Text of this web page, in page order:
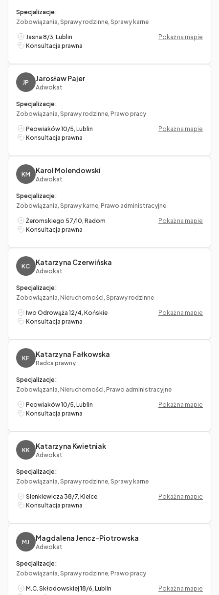
Specjalizacje:
Zobowiązania, Sprawy rodzinne, Sprawy karne
Jasna 8/3, Lublin
Pokaż na mapie
Konsultacja prawna
JP Jarosław Pajer
Adwokat
Specjalizacje:
Zobowiązania, Sprawy rodzinne, Prawo pracy
Peowiaków 10/5, Lublin
Pokaż na mapie
Konsultacja prawna
KM Karol Molendowski
Adwokat
Specjalizacje:
Zobowiązania, Sprawy karne, Prawo administracyjne
Żeromskiego 57/10, Radom
Pokaż na mapie
Konsultacja prawna
KC Katarzyna Czerwińska
Adwokat
Specjalizacje:
Zobowiązania, Nieruchomości, Sprawy rodzinne
Iwo Odrowąża 12/4, Końskie
Pokaż na mapie
Konsultacja prawna
KF Katarzyna Fałkowska
Radca prawny
Specjalizacje:
Zobowiązania, Nieruchomości, Prawo administracyjne
Peowiaków 10/5, Lublin
Pokaż na mapie
Konsultacja prawna
KK Katarzyna Kwietniak
Adwokat
Specjalizacje:
Zobowiązania, Sprawy rodzinne, Sprawy karne
Sienkiewicza 38/7, Kielce
Pokaż na mapie
Konsultacja prawna
MJ Magdalena Jencz-Piotrowska
Adwokat
Specjalizacje:
Zobowiązania, Sprawy rodzinne, Prawo pracy
M.C. Skłodowskiej 18/6, Lublin
Pokaż na mapie